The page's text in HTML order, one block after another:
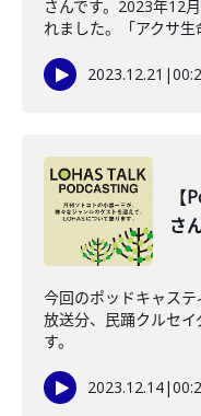
さんです。2023年12
れました。「アクサ生
2023.12.21 |
さ
今回のポッドキャス
放送分、民踊クルセ
す。
2023.12.14|